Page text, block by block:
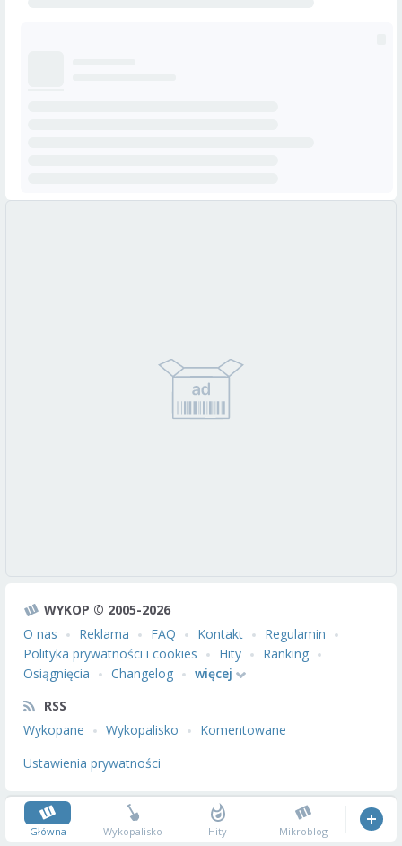
WYKOP © 2005-2026
O nas
Reklama FAQ Kontakt
Regulamin
Polityka prywatności i cookies
Hity
Ranking
Osiągnięcia
Changelog
więcej
RSS
Wykopane
Wykopalisko
Komentowane
Ustawienia prywatności
Główna Wykopalisko Hity Mikroblog